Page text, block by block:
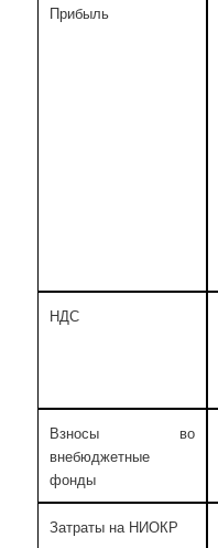
Прибыль
НДС
Взносы во
внебюджетные
фонды
Затраты на НИОКР